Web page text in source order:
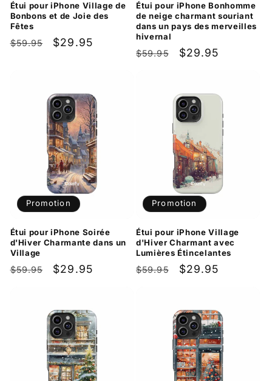
Étui pour iPhone Village de
Bonbons et de Joie des
Fêtes
Prix
$59.95
Prix
$29.95
Étui pour iPhone Bonhomme
de neige charmant souriant
dans un pays des merveilles
hivernal
Prix
$59.95
Prix
$29.95
Promotion
Étui pour iPhone Soirée
d'Hiver Charmante dans un
Village
Prix
$59.95
Prix
$29.95
Promotion
Étui pour iPhone Village
d'Hiver Charmant avec
Lumières Étincelantes
Prix
$59.95
Prix
$29.95